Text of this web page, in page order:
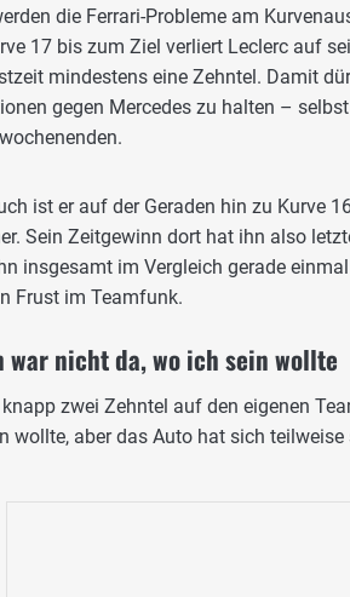
die Ferrari-Probleme am
17 bis zum Ziel verliert Leclerc auf
mindestens eine Zehntel. Damit
gegen Mercedes zu halten –
ist er auf der Geraden hin zu Kurve
Sein Zeitgewinn dort hat ihn also
insgesamt im Vergleich gerade
Frust im Teamfunk.
war nicht da, wo ich sein wollte
zwei Zehntel auf den eigenen
wollte, aber das Auto hat sich